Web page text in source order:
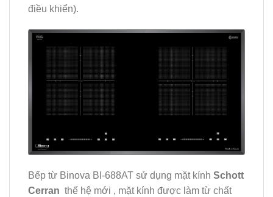
điều khiển).
Bếp từ Binova BI-688AT sử dụng mặt kính Schott
Cerran thế hệ mới , mặt kính được làm từ chất